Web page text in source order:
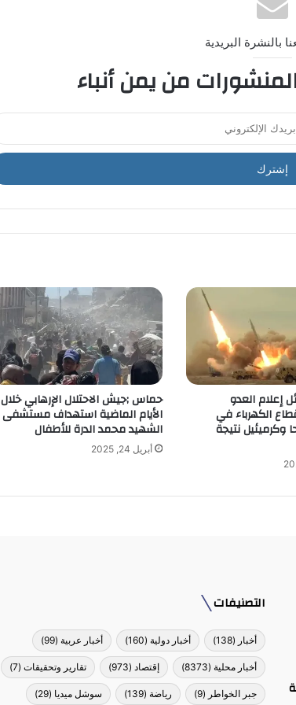
بالنشرة البريدية
من يمن أنباء
إعلام العدو
الكهرباء في
وكرميئيل نتيجة
حماس ;جيش الاحتلال الإرهابي خلال
الأيام الماضية استهداف مستشفى
الشهيد محمد الدرة للأطفال
أبريل 24, 2025
التصنيفات
أخبار (138) أخبار دولية(160) أخبار عربية(99)
أخبار محلية(8373) إقتصاد(973) تقارير وتحقيقات(7)
جبر الخواطر (9) رياضة(139) سوشل ميديا (29)